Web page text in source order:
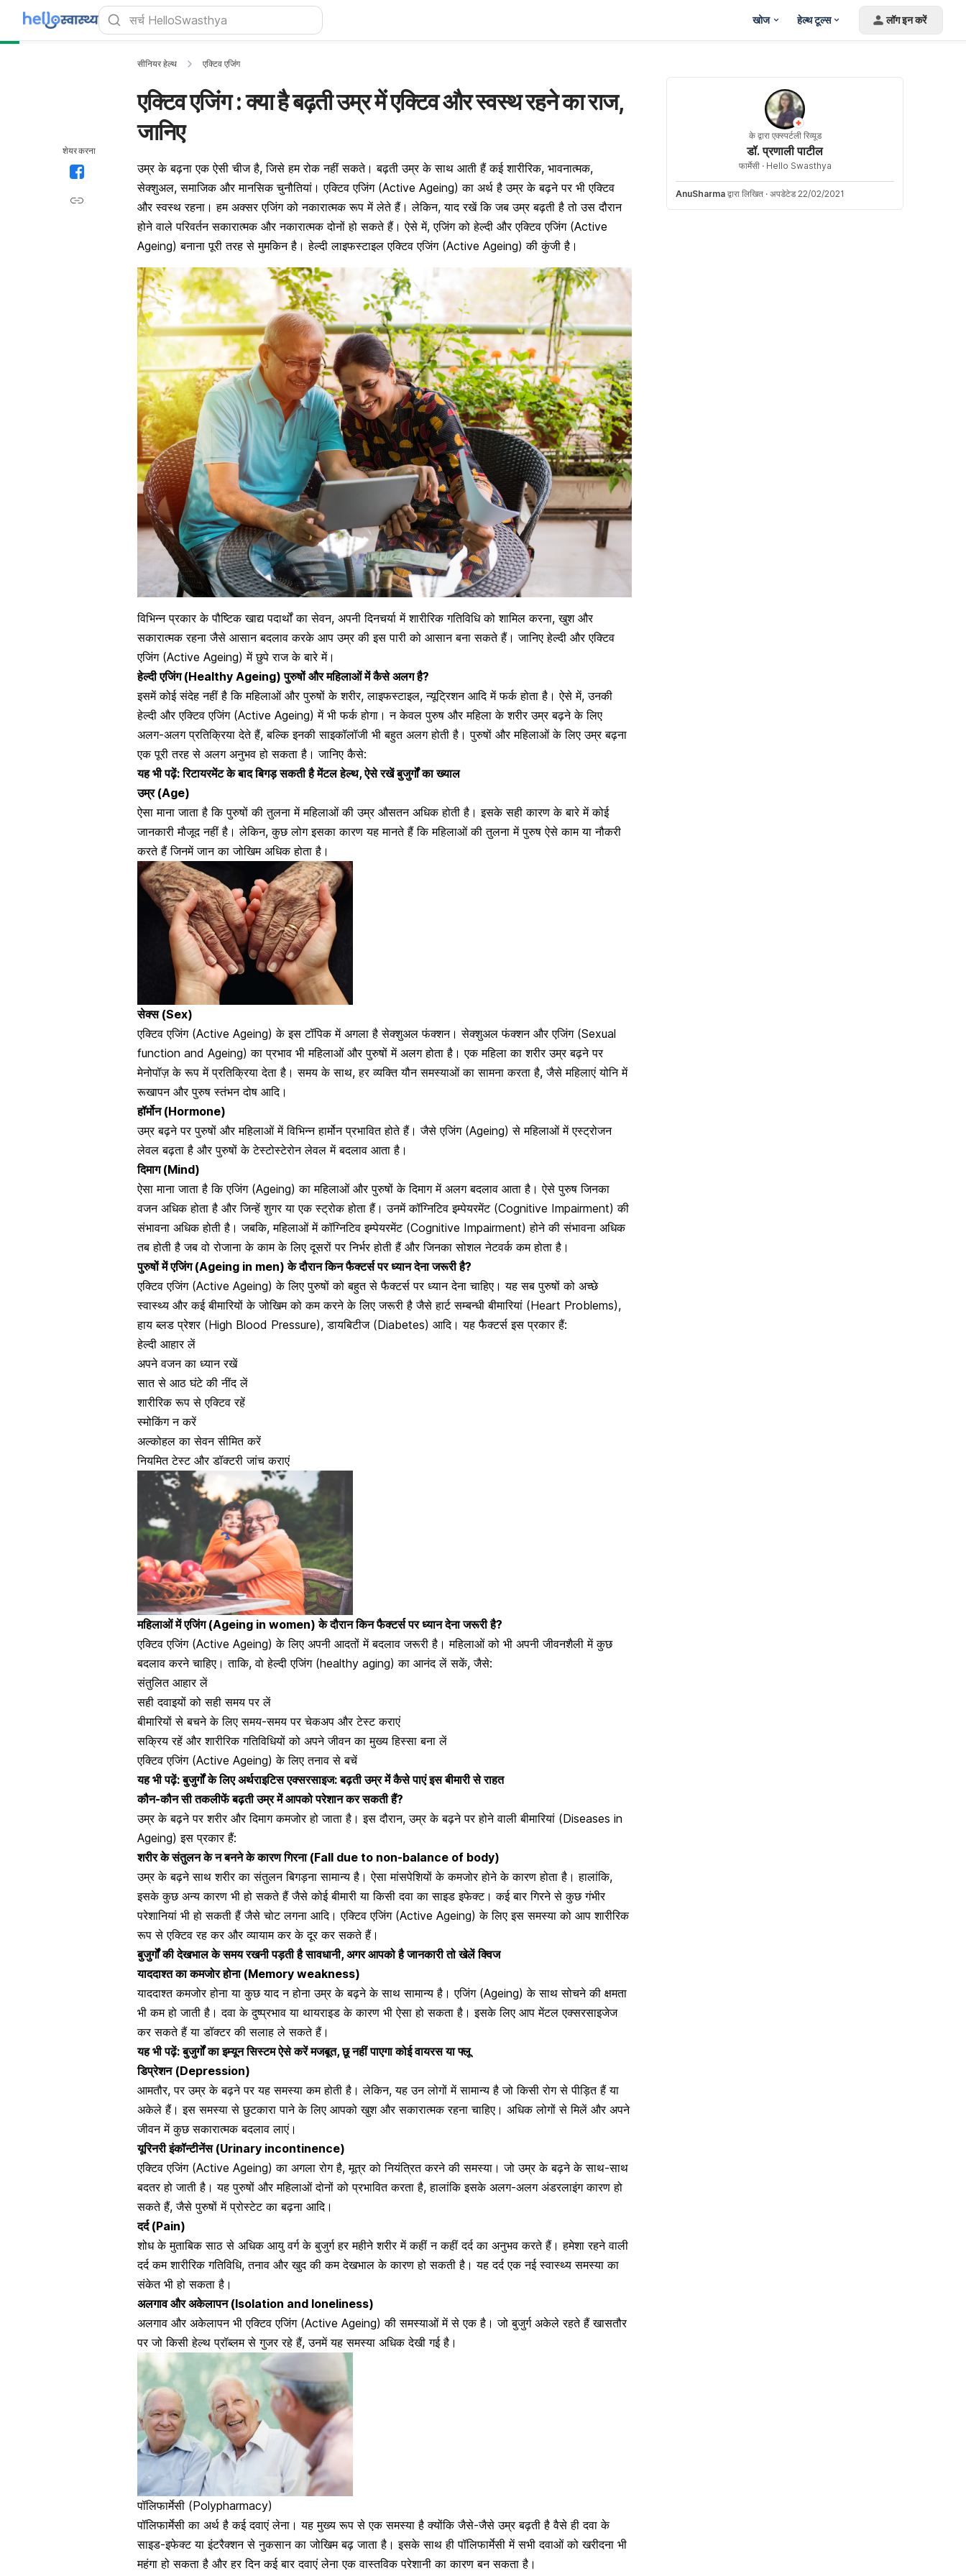
खोज हेल्थ टूल्स लॉग इन करें
शेयर करना
सीनियर हेल्थ एक्टिव एजिंग
एक्टिव एजिंग : क्या है बढ़ती उम्र में एक्टिव और स्वस्थ रहने का राज,
जानिए
उम्र के बढ़ना एक ऐसी चीज है, जिसे हम रोक नहीं सकते। बढ़ती उम्र के साथ आती हैं कई शारीरिक, भावनात्मक,
सेक्शुअल, समाजिक और मानसिक चुनौतियां। एक्टिव एजिंग (Active Ageing) का अर्थ है उम्र के बढ़ने पर भी एक्टिव
और स्वस्थ रहना। हम अक्सर एजिंग को नकारात्मक रूप में लेते हैं। लेकिन, याद रखें कि जब उम्र बढ़ती है तो उस दौरान
होने वाले परिवर्तन सकारात्मक और नकारात्मक दोनों हो सकते हैं। ऐसे में, एजिंग को हेल्दी और एक्टिव एजिंग (Active
Ageing) बनाना पूरी तरह से मुमकिन है। हेल्दी लाइफस्टाइल एक्टिव एजिंग (Active Ageing) की कुंजी है।
विभिन्न प्रकार के पौष्टिक खाद्य पदार्थों का सेवन, अपनी दिनचर्या में शारीरिक गतिविधि को शामिल करना, खुश और
सकारात्मक रहना जैसे आसान बदलाव करके आप उम्र की इस पारी को आसान बना सकते हैं। जानिए हेल्दी और एक्टिव
एजिंग (Active Ageing) में छुपे राज के बारे में।
हेल्दी एजिंग (Healthy Ageing) पुरुषों और महिलाओं में कैसे अलग है?
इसमें कोई संदेह नहीं है कि महिलाओं और पुरुषों के शरीर, लाइफस्टाइल, न्यूट्रिशन आदि में फर्क होता है। ऐसे में, उनकी
हेल्दी और एक्टिव एजिंग (Active Ageing) में भी फर्क होगा। न केवल पुरुष और महिला के शरीर उम्र बढ़ने के लिए
अलग-अलग प्रतिक्रिया देते हैं, बल्कि इनकी साइकॉलॉजी भी बहुत अलग होती है। पुरुषों और महिलाओं के लिएउम्र बढ़ना
एक पूरी तरह से अलगअनुभव हो सकता है। जानिए कैसे:
यह भी पढ़ें: रिटायरमेंट के बाद बिगड़ सकती है मेंटल हेल्थ, ऐसे रखें बुजुर्गों का ख्याल
उम्र (Age)
ऐसा माना जाता है कि पुरुषों की तुलना मेंमहिलाओं की उम्र औसतन अधिक होती है । इसके सही कारण के बारे में कोई
जानकारी मौजूद नहीं है। लेकिन, कुछ लोग इसका कारण यह मानते हैं कि महिलाओं की तुलना में पुरुष ऐसे काम या नौकरी
करते हैं जिनमें जान का जोखिम अधिक होता है।
सेक्स (Sex)
एक्टिव एजिंग (Active Ageing) के इस टॉपिक में अगला हैसेक्शुअल फंक्शन।सेक्शुअल फंक्शन और एजिंग (Sexual
function and Ageing) का प्रभाव भी महिलाओं और पुरुषों में अलग होता है। एक महिला का शरीर उम्र बढ़ने पर
मेनोपॉज़ के रूप में प्रतिक्रिया देता है। समय के साथ, हर व्यक्ति यौन समस्याओं का सामना करता है, जैसे महिलाएं योनि में
रूखापन और पुरुषस्तंभन दोष आदि।
हॉर्मोन (Hormone)
उम्र बढ़ने पर पुरुषों और महिलाओं में विभिन्न हार्मोन प्रभावित होते हैं। जैसे एजिंग (Ageing) से महिलाओं में एस्ट्रोजन
लेवल बढ़ता है और पुरुषों केटेस्टोस्टेरोन लेवल में बदलाव आता है ।
दिमाग (Mind)
ऐसा माना जाता है कि एजिंग (Ageing) का महिलाओं और पुरुषों के दिमाग में अलग बदलाव आता है। ऐसे पुरुष जिनका
वजन अधिक होता है और जिन्हें शुगर या एकस्ट्रोक होता हैं। उनमें कॉग्निटिव इम्पेयरमेंट (Cognitive Impairment) की
संभावना अधिक होती है। जबकि, महिलाओं में कॉग्निटिव इम्पेयरमेंट (Cognitive Impairment) होने की संभावना अधिक
तब होती है जब वो रोजाना के काम के लिए दूसरों पर निर्भर होती हैं और जिनका सोशल नेटवर्क कम होता है।
पुरुषों में एजिंग (Ageing in men) के दौरान किन फैक्टर्स पर ध्यान देना जरूरी है?
एक्टिव एजिंग (Active Ageing) के लिए पुरुषों को बहुत से फैक्टर्स पर ध्यान देना चाहिए। यह सब पुरुषों को अच्छे
स्वास्थ्य और कई बीमारियों के जोखिम को कम करने के लिए जरूरी है जैसे हार्ट सम्बन्धी बीमारियां (Heart Problems),
हाय ब्लड प्रेशर (High Blood Pressure), डायबिटीज (Diabetes) आदि। यह फैक्टर्स इस प्रकार हैं:
हेल्दी आहार लें
अपनेवजन का ध्यान रखें
सात से आठ घंटे की नींद लें
शारीरिक रूप से एक्टिव रहें
स्मोकिंग न करें
अल्कोहल का सेवन सीमित करें
नियमित टेस्ट और डॉक्टरी जांच कराएं
महिलाओं में एजिंग (Ageing in women) के दौरान किन फैक्टर्स पर ध्यान देना जरूरी है?
एक्टिव एजिंग (Active Ageing) के लिए अपनी आदतों में बदलाव जरूरी है। महिलाओं को भी अपनी जीवनशैली में कुछ
बदलाव करने चाहिए। ताकि, वो हेल्दी एजिंग (healthy aging) का आनंद लें सकें, जैसे:
संतुलित आहार लें
सही दवाइयों को सही समय पर लें
बीमारियों से बचने के लिए समय-समय पर चेकअप और टेस्ट कराएं
सक्रिय रहें और शारीरिक गतिविधियों को अपने जीवन का मुख्य हिस्सा बना लें
एक्टिव एजिंग (Active Ageing) के लिएतनाव से बचें
यह भी पढ़ें:बुजुर्गों के लिए अर्थराइटिस एक्सरसाइज: बढ़ती उम्र में कैसे पाएं इस बीमारी से राहत
कौन-कौन सी तकलीफें बढ़ती उम्र में आपको परेशान कर सकती हैं?
उम्र के बढ़ने पर शरीर और दिमाग कमजोर हो जाता है। इस दौरान, उम्र के बढ़ने पर होने वाली बीमारियां (Diseases in
Ageing) इस प्रकार हैं:
शरीर के संतुलन के न बनने के कारण गिरना (Fall due to non-balance of body)
उम्र के बढ़ने साथ शरीर का संतुलन बिगड़ना सामान्य है। ऐसामांसपेशियों के कमजोर होने के कारण होता है । हालांकि,
इसके कुछ अन्य कारण भी हो सकते हैं जैसे कोई बीमारी या किसी दवा का साइड इफेक्ट। कई बार गिरने से कुछ गंभीर
परेशानियां भी हो सकती हैं जैसे चोट लगना आदि। एक्टिव एजिंग (Active Ageing) के लिए इस समस्या को आप शारीरिक
रूप से एक्टिव रह कर और व्यायाम कर के दूर कर सकते हैं।
बुजुर्गों की देखभाल के समय रखनी पड़ती है सावधानी, अगर आपको है जानकारी तो खेलें क्विज
याददाश्त का कमजोर होना (Memory weakness)
याददाश्त कमजोर होना या कुछ याद न होना उम्र के बढ़ने के साथ सामान्य है। एजिंग (Ageing) के साथ सोचने की क्षमता
भी कम हो जाती है। दवा के दुष्प्रभाव या थायराइड के कारण भी ऐसा हो सकता है । इसके लिए आप मेंटल एक्सरसाइजेज
कर सकते हैं या डॉक्टर की सलाह ले सकते हैं।
यह भी पढ़ें:बुजुर्गों का इम्यून सिस्टम ऐसे करें मजबूत, छू नहीं पाएगा कोई वायरस या फ्लू
डिप्रेशन (Depression)
आमतौर, पर उम्र के बढ़ने पर यह समस्या कम होती है। लेकिन, यह उन लोगों में सामान्य है जो किसी रोग से पीड़ित हैं या
अकेले हैं। इस समस्या से छुटकारा पाने के लिए आपको खुश औरसकारात्मक रहना चाहिए । अधिक लोगों से मिलें और अपने
जीवन में कुछ सकारात्मक बदलाव लाएं।
यूरिनरी इंकॉन्टीनेंस (Urinary incontinence)
एक्टिव एजिंग (Active Ageing) का अगला रोग है, मूत्र को नियंत्रित करने की समस्या। जो उम्र के बढ़ने के साथ-साथ
बदतर हो जाती है। यह पुरुषों औरमहिलाओं दोनों को प्रभावित करता है, हालांकि इसके अलग-अलग अंडरलाइंग कारण हो
सकते हैं, जैसे पुरुषों में प्रोस्टेट का बढ़ना आदि।
दर्द (Pain)
शोध के मुताबिक साठ से अधिक आयु वर्ग के बुजुर्ग हर महीने शरीर में कहीं न कहीं दर्द का अनुभव करते हैं। हमेशा रहने वाली
दर्द कम शारीरिक गतिविधि, तनाव और खुद की कम देखभाल के कारण हो सकती है। यहदर्द एक नई स्वास्थ्य समस्या का
संकेतभी हो सकता है।
अलगाव और अकेलापन (Isolation and loneliness)
अलगाव और अकेलापन भी एक्टिव एजिंग (Active Ageing) की समस्याओं में से एक है। जो बुजुर्ग अकेले रहते हैं खासतौर
पर जो किसी हेल्थ प्रॉब्लम से गुजर रहे हैं, उनमें यह समस्या अधिक देखी गई है।
पॉलिफार्मेसी (Polypharmacy)
पॉलिफार्मेसी का अर्थ है कई दवाएं लेना। यह मुख्य रूप से एक समस्या है क्योंकि जैसे-जैसे उम्र बढ़ती है वैसे ही दवा के
साइड-इफेक्ट या इंटरैक्शन से नुकसान का जोखिम बढ़ जाता है। इसके साथ ही पॉलिफार्मेसी में सभीदवाओं को खरीदना भी
महंगा हो सकता है और हर दिन कई बार दवाएं लेना एक वास्तविक परेशानी का कारण बन सकता है।
के द्वारा एक्स्पर्टली रिव्यूड
डॉ. प्रणाली पाटील
फार्मेसी · Hello Swasthya
AnuSharma द्वारा लिखित · अपडेटेड 22/02/2021